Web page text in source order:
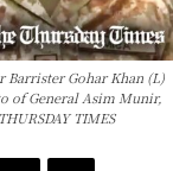
Gohar Khan (L)
of General Asim Munir,
TIMES